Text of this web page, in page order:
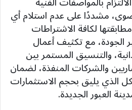
مشددًا على عدم استلام أي
لكافة الاشتراطات
الجودة، مع تكثيف أعمال
والتنسيق المستمر بين
والشركات المنفذة، لضمان
الذي يليق بحجم الاستثمارات
العبور الجديدة.